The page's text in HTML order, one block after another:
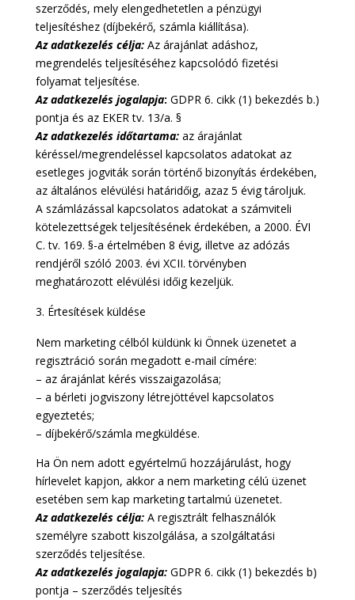
szerződés, mely elengedhetetlen a pénzügyi
teljesítéshez (díjbekérő, számla kiállítása).
Az adatkezelés célja:Az árajánlat adáshoz,
megrendelés teljesítéséhez kapcsolódó fizetési
folyamat teljesítése.
Az adatkezelés jogalapja: GDPR 6. cikk (1) bekezdés b.)
pontja és az EKER tv. 13/a. §
Az adatkezelés időtartama:az árajánlat
kéréssel/megrendeléssel kapcsolatos adatokat az
esetleges jogviták során történő bizonyítás érdekében,
az általános elévülési határidőig, azaz 5 évig tároljuk.
A számlázással kapcsolatos adatokat a számviteli
kötelezettségek teljesítésének érdekében, a 2000. ÉVI
C. tv. 169. §-a értelmében 8 évig, illetve az adózás
rendjéről szóló 2003. évi XCII. törvényben
meghatározott elévülési időig kezeljük.
Értesítések küldése
Nem marketing célból küldünk ki Önnek üzenetet a
regisztráció során megadott e-mail címére:
– az árajánlat kérés visszaigazolása;
– a bérleti jogviszony létrejöttével kapcsolatos
egyeztetés;
– díjbekérő/számla megküldése.
Ha Ön nem adott egyértelmű hozzájárulást, hogy
hírlevelet kapjon, akkor a nem marketing célú üzenet
esetében sem kap marketing tartalmú üzenetet.
Az adatkezelés célja:A regisztrált felhasználók
személyre szabott kiszolgálása, a szolgáltatási
szerződés teljesítése.
Az adatkezelés jogalapja:GDPR 6. cikk (1) bekezdés b)
pontja – szerződés teljesítés